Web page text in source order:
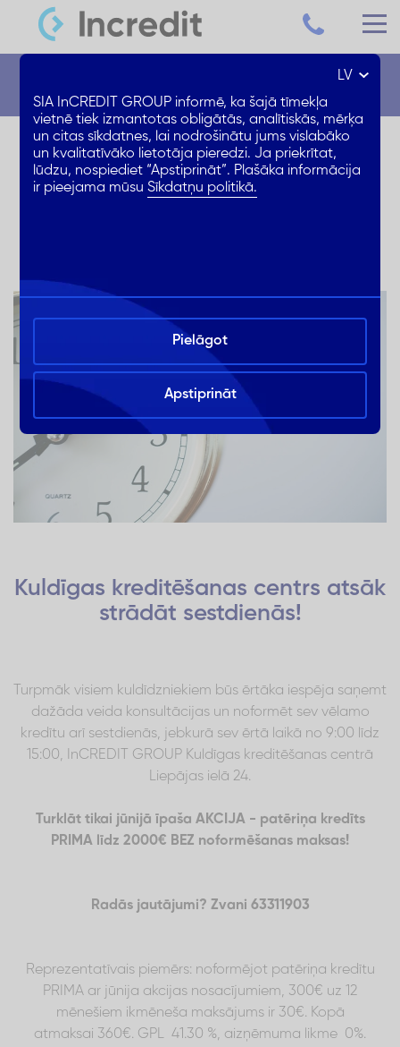
Kuldīgas kreditēšanas
centrs atsāk savu darbu arī
Kuldīgas kreditēšanas centrs atsāk
strādāt sestdienās!
Turpmāk visiem kuldīdzniekiem būs ērtāka iespēja saņemt
dažāda veida konsultācijas un noformēt sev vēlamo
kredītu arī sestdienās, jebkurā sev ērtā laikā no 9:00 līdz
15:00, InCREDIT GROUP Kuldīgas kreditēšanas centrā
Liepājas ielā 24.
Turklāt tikai jūnijā īpaša AKCIJA - patēriņa kredīts
PRIMA līdz 2000€ BEZ noformēšanas maksas!
Radās jautājumi? Zvani 63311903
Reprezentatīvais piemērs: noformējot patēriņa kredītu
PRIMA ar jūnija akcijas nosacījumiem, 300€ uz 12
mēnešiem ikmēneša maksājums ir 30€. Kopā
atmaksai 360€. GPL 41.30 %, aizņēmuma likme 0%.
LV
SIA InCREDIT GROUP informē, ka šajā tīmekļa
vietnē tiek izmantotas obligātās, analītiskās, mērķa
un citas sīkdatnes, lai nodrošinātu jums vislabāko
un kvalitatīvāko lietotāja pieredzi. Ja priekrītat,
lūdzu, nospiediet “Apstiprināt”. Plašāka informācija
ir pieejama mūsuSīkdatņu politikā.
Pielāgot
Apstiprināt